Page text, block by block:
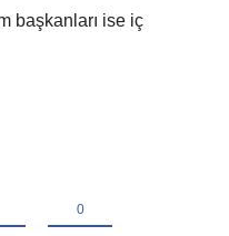
başkanları ise iç